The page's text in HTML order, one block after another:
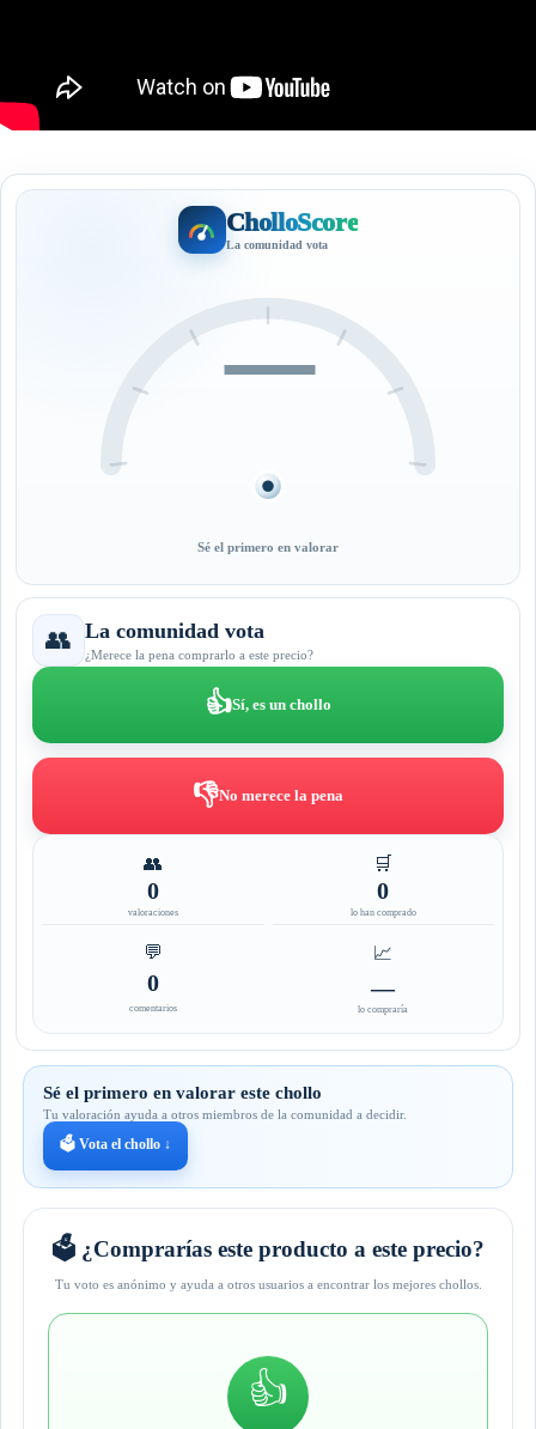
CholloScore
La comunidad vota
—
Sé el primero en valorar
👥 La comunidad vota
¿Merece la pena comprarlo a este precio?
👍Sí, es un chollo
👎No merece la pena
👥
0
valoraciones
🛒
0
lo han comprado
💬
0
comentarios
📈
—
lo compraría
Sé el primero en valorar este chollo
Tu valoración ayuda a otros miembros de la comunidad a decidir.
🗳️ Vota el chollo ↓
🗳️ ¿Comprarías este producto a este precio?
Tu voto es anónimo y ayuda a otros usuarios a encontrar los mejores chollos.
👍